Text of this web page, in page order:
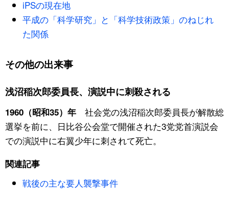
People
公式SNS
iPSの現在地
平成の「科学研究」と「科学技術政策」のねじれ
た関係
その他の出来事
浅沼稲次郎委員長、演説中に刺殺される
1960（昭和35）年社会党の浅沼稲次郎委員長が解散総
選挙を前に、日比谷公会堂で開催された3党党首演説会
での演説中に右翼少年に刺されて死亡。
関連記事
戦後の主な要人襲撃事件